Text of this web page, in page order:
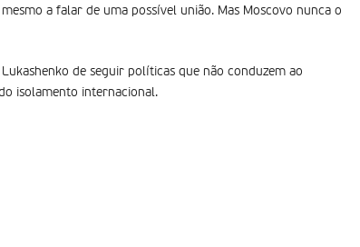
a falar de uma possível união. Mas Moscovo nunca o
de seguir políticas que não conduzem ao
isolamento internacional.